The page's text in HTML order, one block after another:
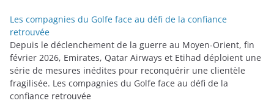
r
i
e
s
Les compagnies du Golfe face au défi de la confiance
retrouvée
Depuis le déclenchement de la guerre au Moyen-Orient, fin
février 2026, Emirates, Qatar Airways et Etihad déploient une
série de mesures inédites pour reconquérir une clientèle
fragilisée. Les compagnies du Golfe face au défi de la
confiance retrouvée